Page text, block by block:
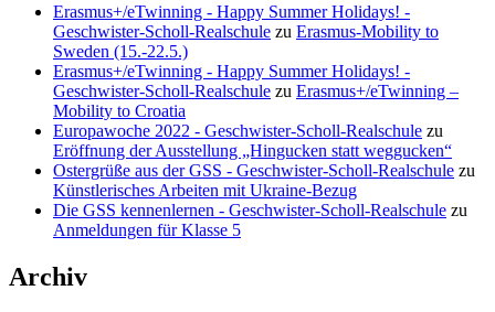
Erasmus+/eTwinning - Happy Summer Holidays! -
Geschwister-Scholl-Realschule zu Erasmus-Mobility to
Sweden (15.-22.5.)
Erasmus+/eTwinning - Happy Summer Holidays! -
Geschwister-Scholl-Realschule zu Erasmus+/eTwinning –
Mobility to Croatia
Europawoche 2022 - Geschwister-Scholl-Realschule zu
Eröffnung der Ausstellung „Hingucken statt weggucken“
Ostergrüße aus der GSS - Geschwister-Scholl-Realschule zu
Künstlerisches Arbeiten mit Ukraine-Bezug
Die GSS kennenlernen - Geschwister-Scholl-Realschule zu
Anmeldungen für Klasse 5
Archiv